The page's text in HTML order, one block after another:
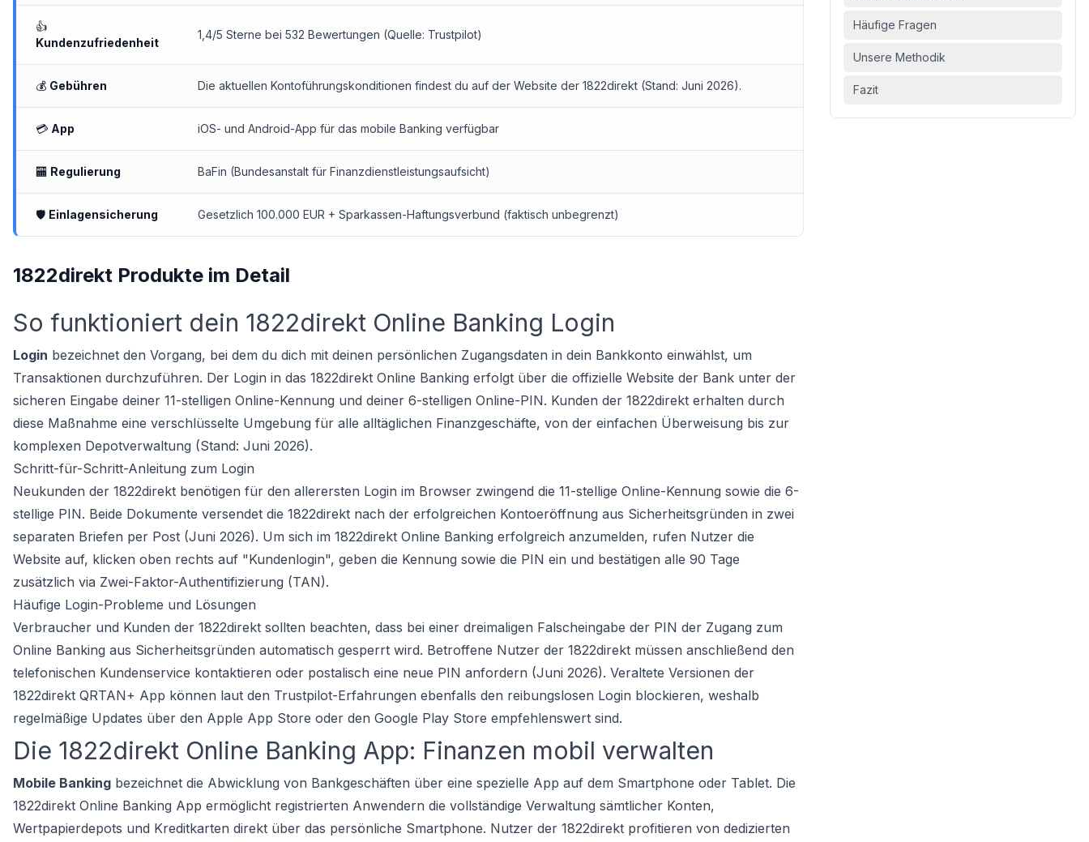
👍
Kundenzufriedenheit
1,4/5 Sterne bei 532 Bewertungen (Quelle: Trustpilot)
💰 Gebühren Die aktuellen Kontoführungskonditionen findest du auf der Website der 1822direkt (Stand: Juni 2026).
💳 App iOS- und Android-App für das mobile Banking verfügbar
🏧 Regulierung BaFin (Bundesanstalt für Finanzdienstleistungsaufsicht)
🛡 Einlagensicherung Gesetzlich 100.000 EUR + Sparkassen-Haftungsverbund (faktisch unbegrenzt)
1822direkt Produkte im Detail
So funktioniert dein 1822direkt Online Banking Login
Login bezeichnet den Vorgang, bei dem du dich mit deinen persönlichen Zugangsdaten in dein Bankkonto einwählst, um
Transaktionen durchzuführen. Der Login in das 1822direkt Online Banking erfolgt über die offizielle Website der Bank unter der
sicheren Eingabe deiner 11-stelligen Online-Kennung und deiner 6-stelligen Online-PIN. Kunden der 1822direkt erhalten durch
diese Maßnahme eine verschlüsselte Umgebung für alle alltäglichen Finanzgeschäfte, von der einfachen Überweisung bis zur
komplexen Depotverwaltung (Stand: Juni 2026).
Schritt-für-Schritt-Anleitung zum Login
Neukunden der 1822direkt benötigen für den allerersten Login im Browser zwingend die 11-stellige Online-Kennung sowie die 6-
stellige PIN. Beide Dokumente versendet die 1822direkt nach der erfolgreichen Kontoeröffnung aus Sicherheitsgründen in zwei
separaten Briefen per Post (Juni 2026). Um sich im 1822direkt Online Banking erfolgreich anzumelden, rufen Nutzer die
Website auf, klicken oben rechts auf "Kundenlogin", geben die Kennung sowie die PIN ein und bestätigen alle 90 Tage
zusätzlich via Zwei-Faktor-Authentifizierung (TAN).
Häufige Login-Probleme und Lösungen
Verbraucher und Kunden der 1822direkt sollten beachten, dass bei einer dreimaligen Falscheingabe der PIN der Zugang zum
Online Banking aus Sicherheitsgründen automatisch gesperrt wird. Betroffene Nutzer der 1822direkt müssen anschließend den
telefonischen Kundenservice kontaktieren oder postalisch eine neue PIN anfordern (Juni 2026). Veraltete Versionen der
1822direkt QRTAN+ App können laut den Trustpilot-Erfahrungen ebenfalls den reibungslosen Login blockieren, weshalb
regelmäßige Updates über den Apple App Store oder den Google Play Store empfehlenswert sind.
Die 1822direkt Online Banking App: Finanzen mobil verwalten
Mobile Banking bezeichnet die Abwicklung von Bankgeschäften über eine spezielle App auf dem Smartphone oder Tablet. Die
1822direkt Online Banking App ermöglicht registrierten Anwendern die vollständige Verwaltung sämtlicher Konten,
Wertpapierdepots und Kreditkarten direkt über das persönliche Smartphone. Nutzer der 1822direkt profitieren von dedizierten
Häufige Fragen
Unsere Methodik
Fazit